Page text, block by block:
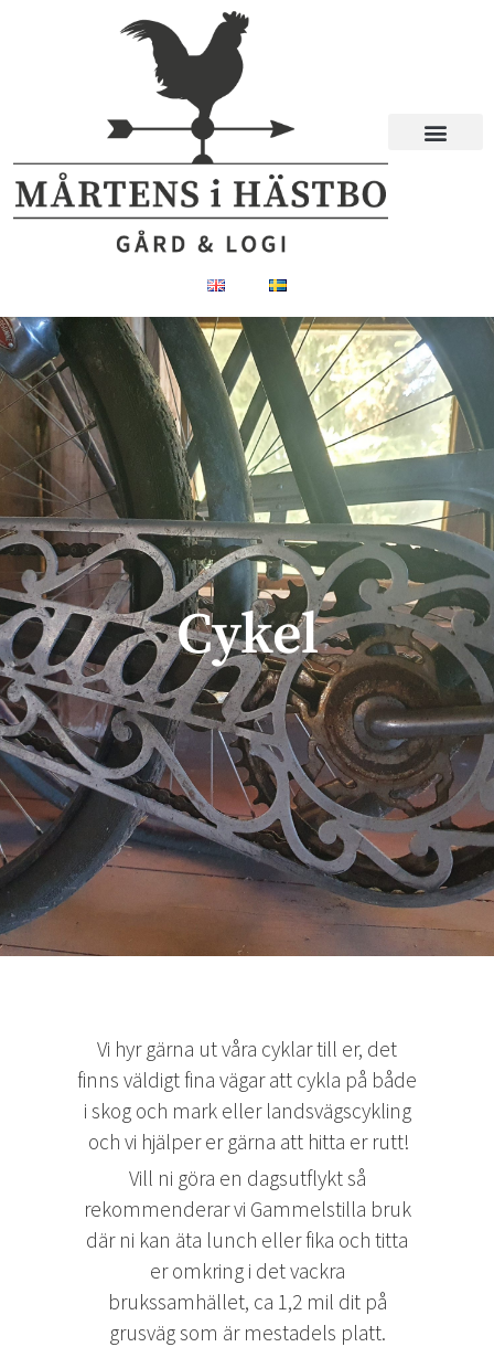
Cykel
Vi hyr gärna ut våra cyklar till er, det
finns väldigt fina vägar att cykla på både
i skog och mark eller landsvägscykling
och vi hjälper er gärna att hitta er rutt!
Vill ni göra en dagsutflykt så
rekommenderar vi Gammelstilla bruk
där ni kan äta lunch eller fika och titta
er omkring i det vackra
brukssamhället, ca 1,2 mil dit på
grusväg som är mestadels platt.